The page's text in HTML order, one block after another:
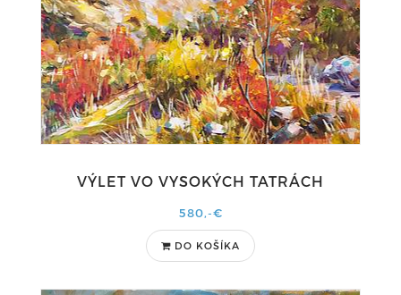
VÝLET VO VYSOKÝCH TATRÁCH
580,-€
DO KOŠÍKA